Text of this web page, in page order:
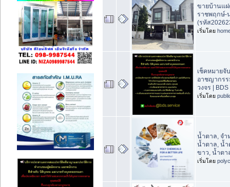
ขายบ้านแ
ราชพฤกษ์-
(รหัส
เริ่มโดย
เช็คหมายจั
อาชญากร
วงจร |
เริ่มโดย
น้ำตาล, จำ
น้ำตาล, น้ำ
ขาว, น้ำตา
เริ่มโดย